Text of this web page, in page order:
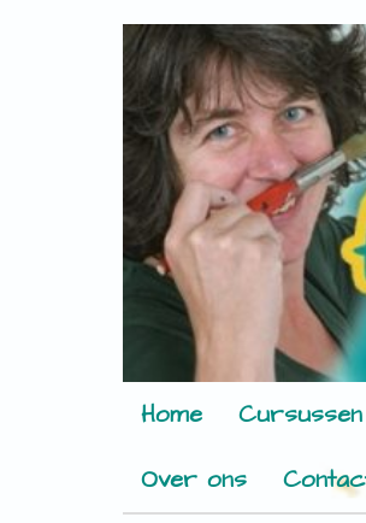
Home
Over ons